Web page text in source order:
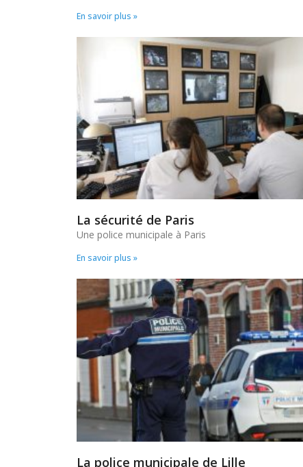
En savoir plus »
La sécurité de Paris
Une police municipale à Paris
En savoir plus »
La police municipale de Lille